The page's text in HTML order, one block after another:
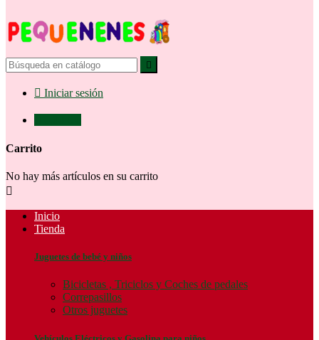

 Iniciar sesión
Carrito
No hay más artículos en su carrito

Inicio
Tienda
Juguetes de bebé y niños
Bicicletas , Triciclos y Coches de pedales
Correpasillos
Otros juguetes